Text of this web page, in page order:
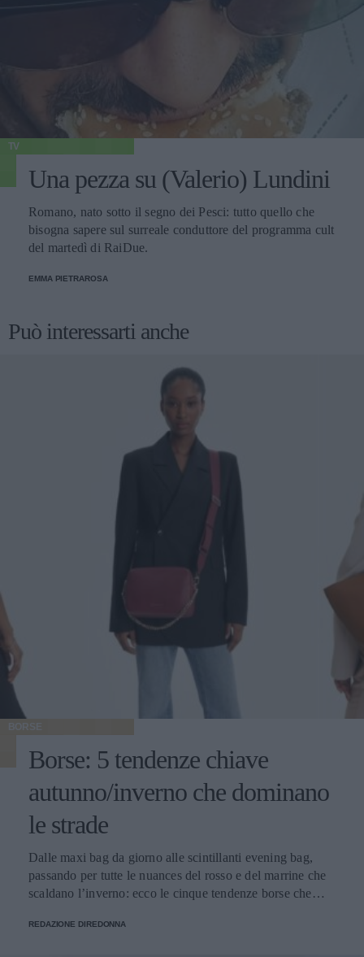
TV
Una pezza su (Valerio) Lundini
Romano, nato sotto il segno dei Pesci: tutto quello che
bisogna sapere sul surreale conduttore del programma cult
del martedì di RaiDue.
EMMA PIETRAROSA
Può interessarti anche
BORSE
Borse: 5 tendenze chiave
autunno/inverno che dominano
le strade
Dalle maxi bag da giorno alle scintillanti evening bag,
passando per tutte le nuances del rosso e del marrine che
scaldano l’inverno: ecco le cinque tendenze borse che
REDAZIONE DIREDONNA